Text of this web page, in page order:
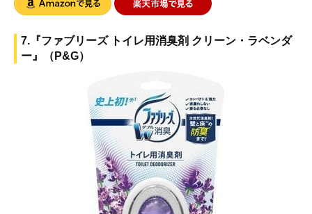
7.『ファブリーズ トイレ用消臭剤 クリーン・ラベンダ
ー』（P&G）